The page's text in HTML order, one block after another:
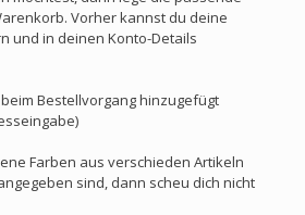
Vorher kannst du deine
und in deinen Konto-Details
Bestellvorgang hinzugefügt
Farben aus verschieden Artikeln
sind, dann scheu dich nicht